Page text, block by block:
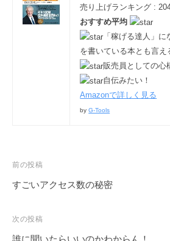
売り上げランキング :
おすすめ平均
「稼げる達人」
を書いている本とも言え
販売員としての心
自伝みたい！
Amazonで詳しく見る
byG-Tools
前の投稿
すごいアクセス数の秘密
次の投稿
誰に聞いたらいいのかわからん！